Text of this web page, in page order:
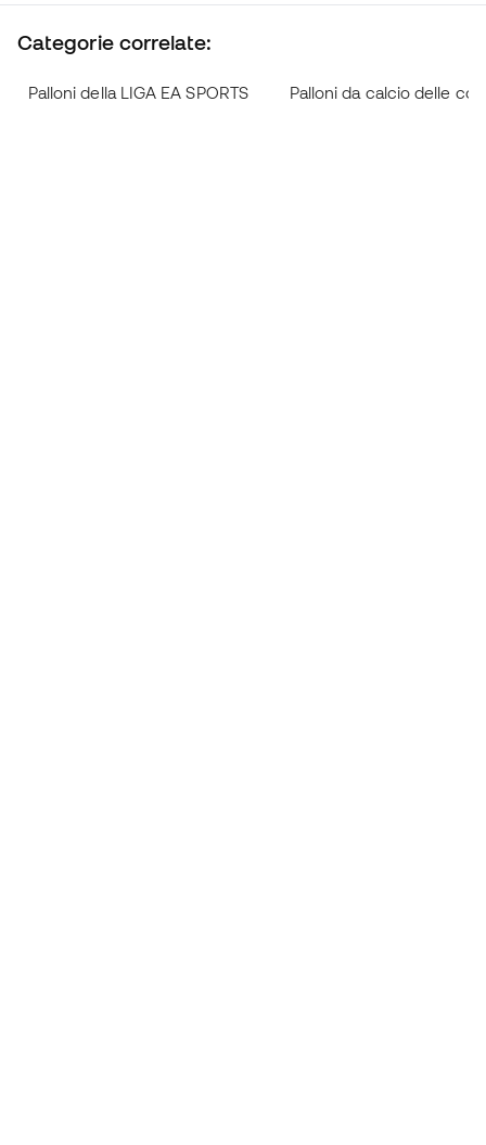
Categorie correlate:
Palloni della LIGA EA SPORTS Palloni da calcio delle